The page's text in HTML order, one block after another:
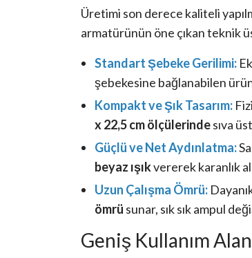
Üretimi son derece kaliteli
armatürünün öne çıkan teknik
Standart Şebeke Gerilimi:
şebekesine bağlanabilen
Kompakt ve Şık Tasarım:
x 22,5 cm ölçülerindesıva
Güçlü ve Net Aydınlatma:
beyaz ışıkvererek karanlık
Uzun Çalışma Ömrü:
ömrü sunar, sık sık ampul
Geniş Kullanım